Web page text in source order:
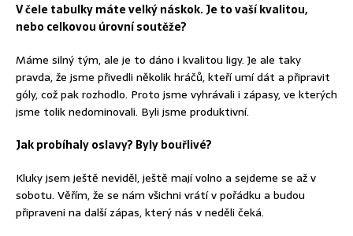
V čele tabulky máte velký náskok. Je to vaší kvalitou,
nebo celkovou úrovní soutěže?
Máme silný tým, ale je to dáno i kvalitou ligy. Je ale taky
pravda, že jsme přivedli několik hráčů, kteří umí dát a připravit
góly, což pak rozhodlo. Proto jsme vyhrávali i zápasy, ve kterých
jsme tolik nedominovali. Byli jsme produktivní.
Jak probíhaly oslavy? Byly bouřlivé?
Kluky jsem ještě neviděl, ještě mají volno a sejdeme se až v
sobotu. Věřím, že se nám všichni vrátí v pořádku a budou
připraveni na další zápas, který nás v neděli čeká.